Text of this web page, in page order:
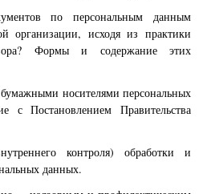
по персональным данным
организации, исходя из практики
Формы и содержание этих
носителями персональных
с Постановлением Правительства
контроля) обработки и
данных.